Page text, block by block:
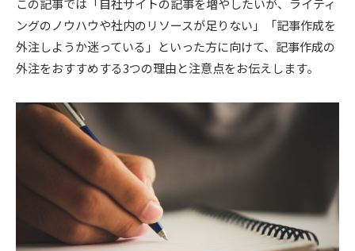
この記事では「自社サイトの記事を増やしたいが、ライティ
ングのノウハウや社内のリソースが足りない」「記事作成を
外注しようか迷っている」といった方に向けて、記事作成の
外注をおすすめする3つの理由と注意点をお伝えします。